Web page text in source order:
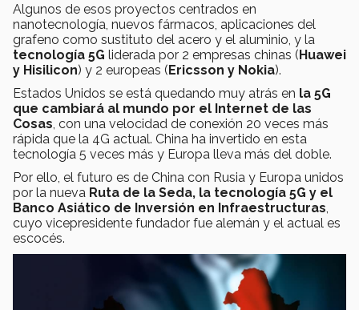
Algunos de esos proyectos centrados en
nanotecnología, nuevos fármacos, aplicaciones del
grafeno como sustituto del acero y el aluminio, y la
tecnología 5G liderada por 2 empresas chinas (Huawei
y Hisilicon) y 2 europeas (Ericsson y Nokia).
Estados Unidos se está quedando muy atrás en la 5G
que cambiará al mundo por el Internet de las
Cosas, con una velocidad de conexión 20 veces más
rápida que la 4G actual. China ha invertido en esta
tecnología 5 veces más y Europa lleva más del doble.
Por ello, el futuro es de China con Rusia y Europa unidos
por la nueva Ruta de la Seda, la tecnología 5G y el
Banco Asiático de Inversión en Infraestructuras,
cuyo vicepresidente fundador fue alemán y el actual es
escocés.